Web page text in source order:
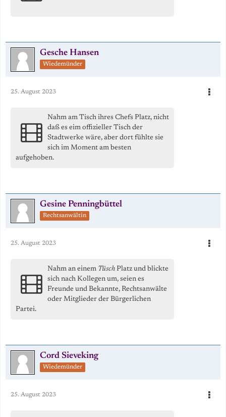
Gesche Hansen
Wiedemünder
25. August 2023
Nahm am Tisch ihres Chefs Platz, nicht
daß es eim offizieller Tisch der
Stadtwerke wäre, aber dort fühlte sie
sich im Moment am besten
aufgehoben.
Gesine Penningbüttel
Rechtsanwältin
25. August 2023
Nahm an einem Tüsch Platz und blickte
sich nach Kollegen um, seien es
Freunde und Bekannte, Rechtsanwälte
oder Mitglieder der Bürgerlichen
Partei.
Cord Sieveking
Wiedemünder
25. August 2023